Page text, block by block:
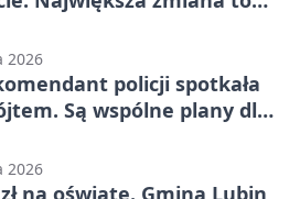
2026
policji spotkała
Są wspólne plany dla
2026
na oświatę. Gmina Lubin